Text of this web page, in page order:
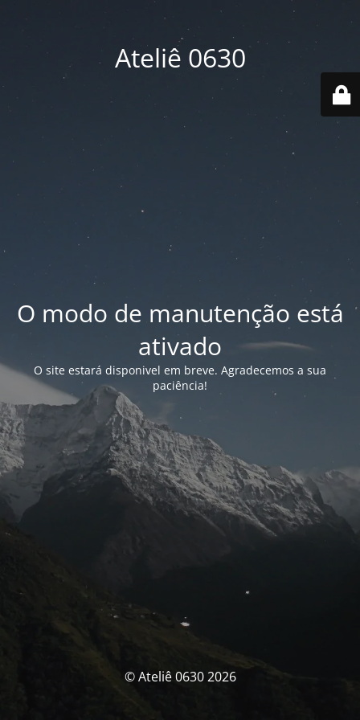
Ateliê 0630
O modo de manutenção está
ativado
O site estará disponivel em breve. Agradecemos a sua
paciência!
© Ateliê 0630 2026